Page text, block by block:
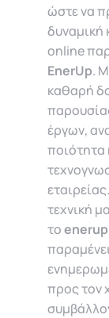
ώστε να
δυναμική
online
EnerUp.
καθαρή
έργων,
ποιότητα
τεχνική
το
προς τον